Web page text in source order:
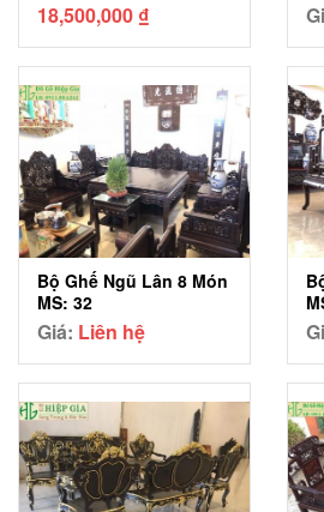
18,500,000 ₫
Bộ Ghế Ngũ Lân 8 Món
MS: 32
Giá: Liên hệ